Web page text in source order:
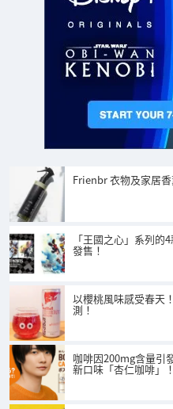
Frienbr 衣物及家居
「王國之心」系列
發售！
以櫻桃風味感受春天
測！
咖啡因200mg含量引
新口味「杏仁咖啡」！